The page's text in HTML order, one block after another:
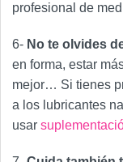
profesional de
6- No te olvides
en forma, estar
mejor… Si tienes
a los lubricantes
usar